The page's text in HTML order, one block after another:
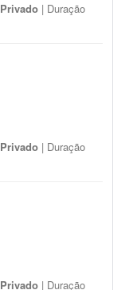
Privado | Duração
Privado | Duração
Privado | Duração